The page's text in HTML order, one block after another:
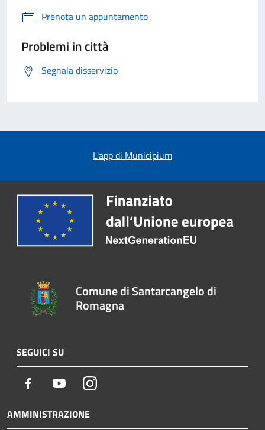
Prenota un appuntamento
Problemi in città
Segnala disservizio
L'app di Municipium
Comune di Santarcangelo di
Romagna
SEGUICI SU
Facebook YoutubeInstagram
AMMINISTRAZIONE